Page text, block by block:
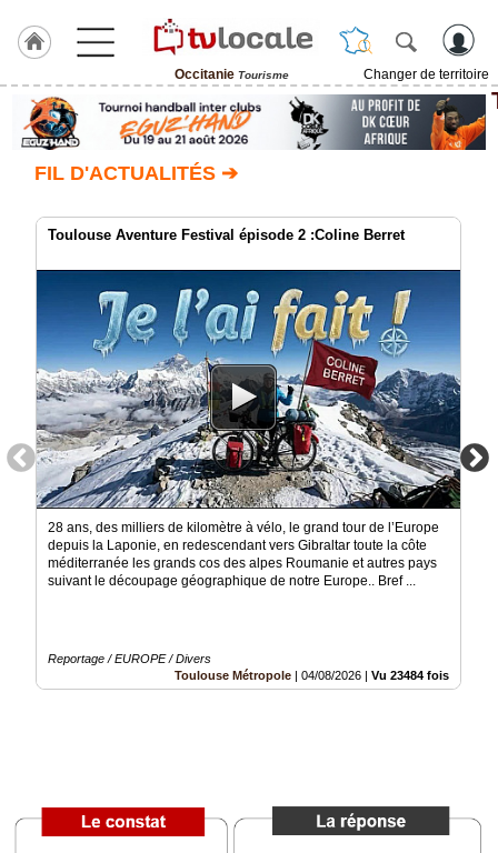
Occitanie Tourisme
Changer de territoire
J'adhère
Hulcoq
ACCUEIL
France
RUBRIQUES
Agenda
Gazette
Vidéos
Médias
groupe
annuaire
FIL D'ACTUALITÉS ➔
Toulouse Aventure Festival épisode 2 :Coline Berret
28 ans, des milliers de kilomètre à vélo, le grand tour de l’Europe
depuis la Laponie, en redescendant vers Gibraltar toute la côte
méditerranée les grands cos des alpes Roumanie et autres pays
suivant le découpage géographique de notre Europe.. Bref ...
Reportage / EUROPE / Divers
Toulouse Métropole
04/08/2026 Vu 23484 fois